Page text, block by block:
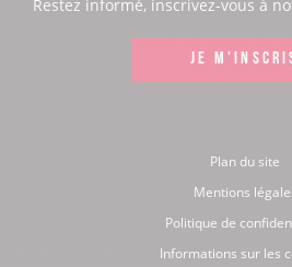
FacebookInstagram
Restez informé, inscrivez-vous à
JE
Plan du site
Mentions
Politique de
Informations sur les